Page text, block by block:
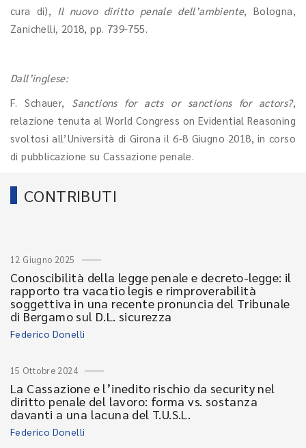
cura di), Il nuovo diritto penale dell’ambiente, Bologna,
Zanichelli, 2018, pp. 739-755.
Dall’inglese:
F. Schauer, Sanctions for acts or sanctions for actors?,
relazione tenuta al World Congress on Evidential Reasoning
svoltosi all’Università di Girona il 6-8 Giugno 2018, in corso
di pubblicazione su Cassazione penale.
CONTRIBUTI
12 Giugno 2025
Conoscibilità della legge penale e decreto-legge: il
rapporto tra vacatio legis e rimproverabilità
soggettiva in una recente pronuncia del Tribunale
di Bergamo sul D.L. sicurezza
Federico Donelli
15 Ottobre 2024
La Cassazione e l’inedito rischio da security nel
diritto penale del lavoro: forma vs. sostanza
davanti a una lacuna del T.U.S.L.
Federico Donelli